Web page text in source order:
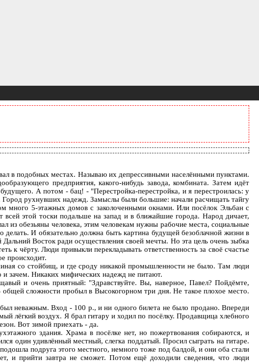
в подобных местах. Называю их депрессивными населёнными пунктами.
предприятия, какого-нибудь завода, комбината. Затем идёт
А потом - бац! - "Перестройка-перестройка, и я перестроилась: у
Город рухнувших надежд. Замыслы были большие: начали расчищать тайгу
много 5-этажных домов с заколоченными окнами. Или посёлок Эльбан с
этой тоски подальше на запад и в ближайшие города. Народ дичает,
из обезьяны человека, этим человекам нужны рабочие места, социальные
И обязательно должна быть картина будущей безоблачной жизни в
Восток ради осуществления своей мечты. Но эта цель очень зыбка
к чёрту. Люди привыкли перекладывать ответственность за своё счастье
происходит.
со стойбищ, и где сроду никакой промышленности не было. Там люди
зачем. Никаких мифических надежд не питают.
и очень приятный: "Здравствуйте. Вы, наверное, Павел? Пойдёмте,
сложности пробыл в Высокогорном три дня. Не такое плохое место.
неважным. Вход - 100 р., и ни одного билета не было продано. Впереди
лёгкий воздух. Я брал гитару и ходил по посёлку. Продавщица хлебного
Вот зимой приехать - да.
здания. Храма в посёлке нет, но пожертвования собираются, и
один удивлённый местный, слегка поддатый. Просил сыграть на гитаре.
подруга этого местного, немного тоже под балдой, и они оба стали
и прийти завтра не сможет. Потом ещё доходили сведения, что люди